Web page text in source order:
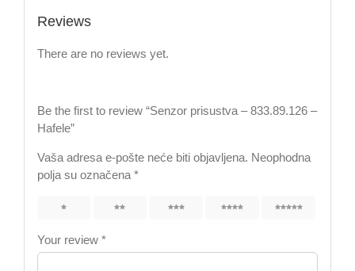
Reviews
There are no reviews yet.
Be the first to review “Senzor prisustva – 833.89.126 –
Hafele”
Vaša adresa e-pošte neće biti objavljena. Neophodna
polja su označena *
Your review *